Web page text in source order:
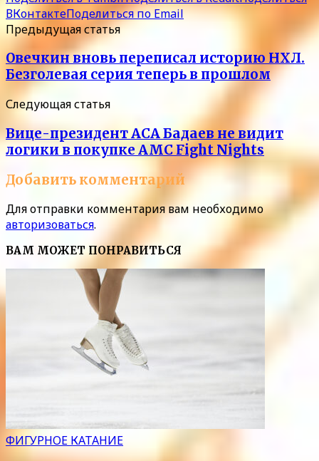
ВКонтактеПоделиться по Email
Предыдущая статья
Овечкин вновь переписал историю НХЛ.
Безголевая серия теперь в прошлом
Следующая статья
Вице-президент АСА Бадаев не видит
логики в покупке AMC Fight Nights
Добавить комментарий
Для отправки комментария вам необходимо
авторизоваться.
ВАМ МОЖЕТ ПОНРАВИТЬСЯ
ФИГУРНОЕ КАТАНИЕ